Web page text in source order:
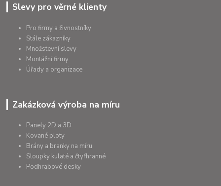
Slevy pro věrné klienty
Pro firmy a živnostníky
Stále zákazníky
Množstevní slevy
Montážní firmy
Úřady a organizace
Zakázková výroba na míru
Panely 2D a 3D
Kované ploty
Brány a branky na míru
Sloupky kulaté a čtyřhranné
Podhrabové desky